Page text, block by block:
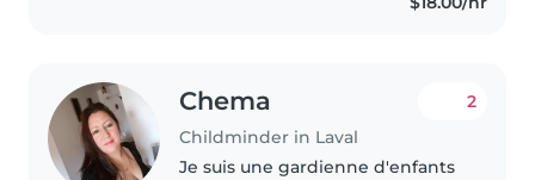
assistance, do not hesitate to
Chema
Childminder in Laval
2
Je suis une gardienne d'enfants